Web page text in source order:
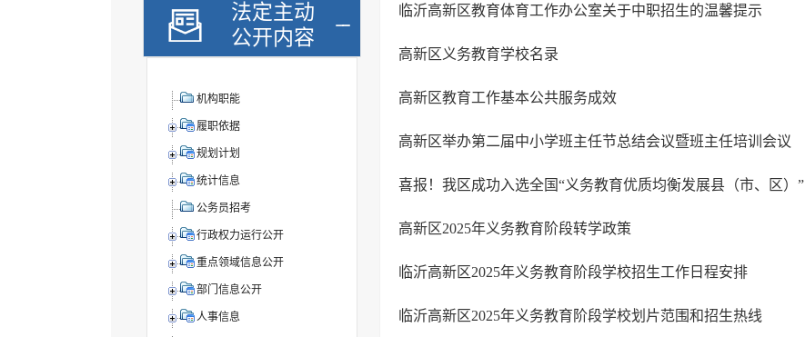
法定主动
公开内容
机构职能
履职依据
规划计划
统计信息
公务员招考
行政权力运行公开
重点领域信息公开
部门信息公开
人事信息
临沂高新区教育体育工作办公室关于中职招生的温馨提示
高新区义务教育学校名录
高新区教育工作基本公共服务成效
高新区举办第二届中小学班主任节总结会议暨班主任培训会议
喜报！我区成功入选全国“义务教育优质均衡发展县（市、区）”
高新区2025年义务教育阶段转学政策
临沂高新区2025年义务教育阶段学校招生工作日程安排
临沂高新区2025年义务教育阶段学校划片范围和招生热线